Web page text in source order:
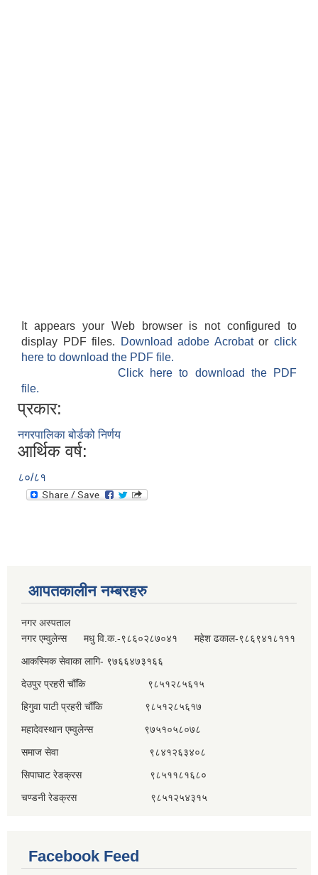
It appears your Web browser is not configured to
display PDF files.
Download adobe Acrobatorclick
here to download the PDF file.
Click here to download the PDF
file.
प्रकार:
नगरपालिका बोर्डको निर्णय
आर्थिक वर्ष:
८०/८१
आपतकालीन नम्बरहरु
नगर अस्पताल
नगर एम्वुलेन्स मधु वि.क.-९८६०२८७०४१ महेश ढकाल-९८६९४१८१११
आकस्मिक सेवाका लागि- ९७६६४७३१६६
देउपुर प्रहरी चौँकि ९८५१२८५६१५
हिगुवा पाटी प्रहरी चौँकि ९८५१२८५६१७
महादेवस्थान एम्वुलेन्स ९७५१०५८०७८
समाज सेवा ९८४१२६३४०८
सिपाघाट रेडक्रस ९८५११८१६८०
चण्डनी रेडक्रस ९८५१२५४३१५
Facebook Feed